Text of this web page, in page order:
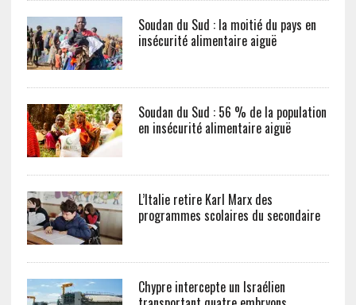
Soudan du Sud : la moitié du pays en
insécurité alimentaire aiguë
Soudan du Sud : 56 % de la population
en insécurité alimentaire aiguë
L’Italie retire Karl Marx des
programmes scolaires du secondaire
Chypre intercepte un Israélien